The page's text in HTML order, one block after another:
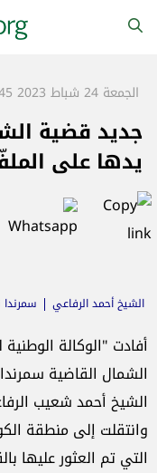
الجمعة 24 شباط 2023 20:50:45
جديد قضية
يدها على
الشيخ أحمد الرفاعي سمرندا
أفادت "الوكالة
الشمال القاضية
الشيخ أحمد شعيب
وانتقلت إلى منطقة
التي تم العثور عليها